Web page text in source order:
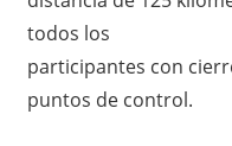
todos los
participantes con
puntos de control.